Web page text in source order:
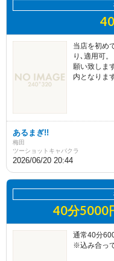
当店を初め
り､適用可
願い致しま
内となりま
あるまぎ!!
梅田
ツーショットキャバクラ
2026/06/20 20:44
40分5000
通常40分
※込み合っ